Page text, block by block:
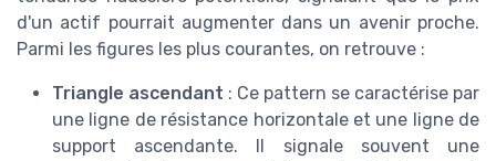
d'un actif pourrait augmenter dans un avenir proche.
Parmi les figures les plus courantes, on retrouve :
Triangle ascendant : Ce pattern se caractérise par
une ligne de résistance horizontale et une ligne de
support ascendante. Il signale souvent une